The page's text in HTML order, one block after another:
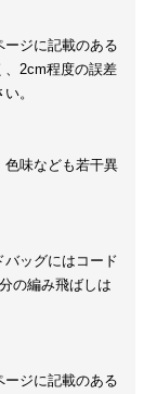
ジに記載のある
、2cm程度の誤差
。
色味なども若干異
ッグにはコード
の編み飛ばしは
ジに記載のある